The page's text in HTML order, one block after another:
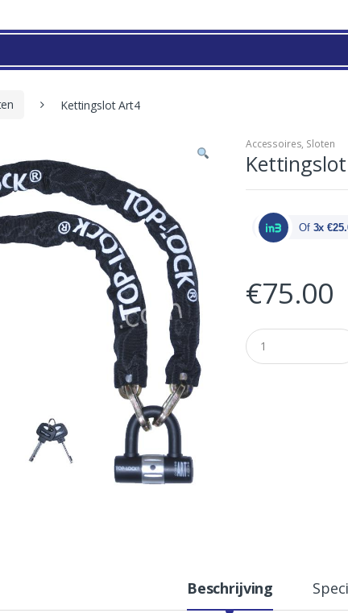
Kettingslot Art4
Accessoires, Sloten
Of 3x
€75.00
Q
u
a
Beschrijving